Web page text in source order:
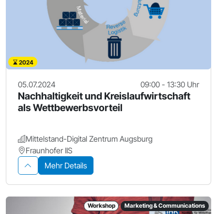
2024
05.07.2024 09:00 - 13:30 Uhr
Nachhaltigkeit und Kreislaufwirtschaft
als Wettbewerbsvorteil
Mittelstand-Digital Zentrum Augsburg
Fraunhofer IIS
Mehr Details
Workshop Marketing & Communications